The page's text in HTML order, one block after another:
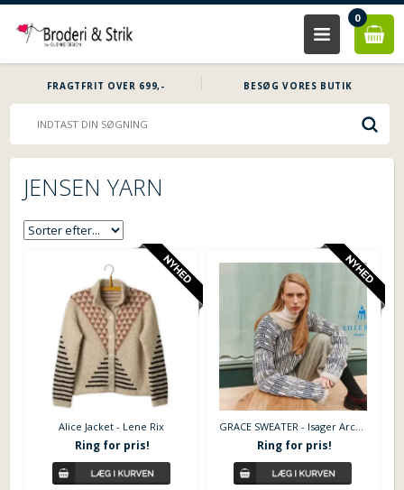
0
FRAGTFRIT OVER 699,- BESØG VORES BUTIK
JENSEN YARN
Alice Jacket - Lene Rix
Ring for pris! Ring for pris!